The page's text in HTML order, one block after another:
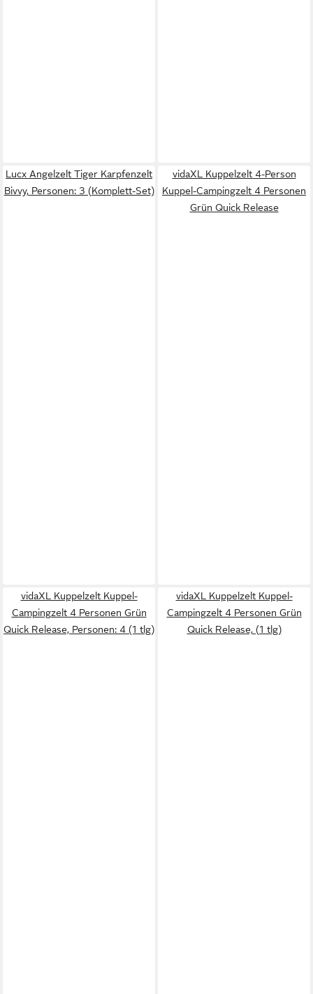
Lucx Angelzelt Tiger Karpfenzelt
Bivvy, Personen: 3 (Komplett-Set)
vidaXL Kuppelzelt 4-Person
Kuppel-Campingzelt 4 Personen
Grün Quick Release
vidaXL Kuppelzelt Kuppel-
Campingzelt 4 Personen Grün
Quick Release, Personen: 4 (1 tlg)
vidaXL Kuppelzelt Kuppel-
Campingzelt 4 Personen Grün
Quick Release, (1 tlg)